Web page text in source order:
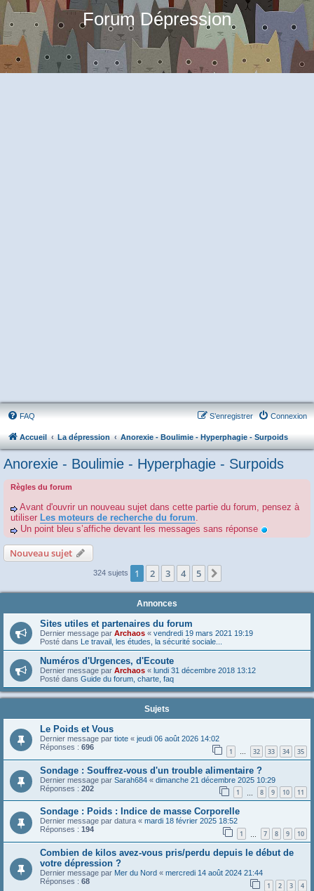
Forum Dépression
FAQ Connexion
S’enregistrer
Accueil La dépression Anorexie - Boulimie - Hyperphagie - Surpoids
Anorexie - Boulimie - Hyperphagie - Surpoids
Règles du forum
Avant d'ouvrir un nouveau sujet dans cette partie du forum, pensez à
utiliser Les moteurs de recherche du forum.
Un point bleu s’affiche devant les messages sans réponse
Nouveau sujet
324 sujets 1 2 3 4 5
Annonces
Sites utiles et partenaires du forum
Dernier message par Archaos « vendredi 19 mars 2021 19:19
Posté dans Le travail, les études, la sécurité sociale...
Numéros d'Urgences, d'Ecoute
Dernier message par Archaos « lundi 31 décembre 2018 13:12
Posté dans Guide du forum, charte, faq
Sujets
Le Poids et Vous
Dernier message par tiote « jeudi 06 août 2026 14:02
Réponses : 696 1 … 32 33 34 35
Sondage : Souffrez-vous d'un trouble alimentaire ?
Dernier message par Sarah684 « dimanche 21 décembre 2025 10:29
Réponses : 202 1 8 9 10 11
Sondage : Poids : Indice de masse Corporelle
Dernier message par datura « mardi 18 février 2025 18:52
Réponses : 194 1 7 8 9 10
Combien de kilos avez-vous pris/perdu depuis le début de
votre dépression ?
Dernier message par Mer du Nord « mercredi 14 août 2024 21:44
Réponses : 68 1 2 3 4